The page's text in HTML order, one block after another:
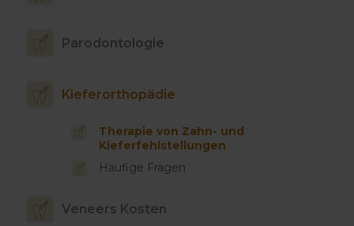
Parodontologie
Kieferorthopädie
Therapie von Zahn- und
Kieferfehlstellungen
Häufige Fragen
Veneers Kosten